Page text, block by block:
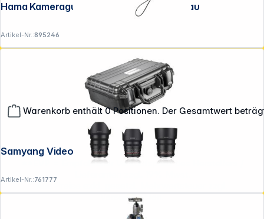
Warenkorb enthält 0 Positionen. Der Gesamtwert
Hama Kameragurt "Braid 120" orange/blau
Artikel-Nr.:895246
Samyang Video DSLR basic Set Sony E
Artikel-Nr.:761777
**EVP = Empfohlener Verkaufspreis des Herstellers /
Alle Preise exkl. gesetzl. Mehrwertsteuer zzgl.
Versandkosten.